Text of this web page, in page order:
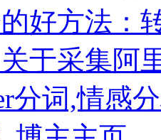
好方法：
关于采集阿
分词,情感